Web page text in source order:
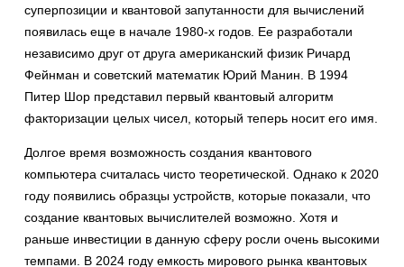
суперпозиции и квантовой запутанности для вычислений
появилась еще в начале 1980-х годов. Ее разработали
независимо друг от друга американский физик Ричард
Фейнман и советский математик Юрий Манин. В 1994
Питер Шор представил первый квантовый алгоритм
факторизации целых чисел, который теперь носит его имя.
Долгое время возможность создания квантового
компьютера считалась чисто теоретической. Однако к 2020
году появились образцы устройств, которые показали, что
создание квантовых вычислителей возможно. Хотя и
раньше инвестиции в данную сферу росли очень высокими
темпами. В 2024 году емкость мирового рынка квантовых